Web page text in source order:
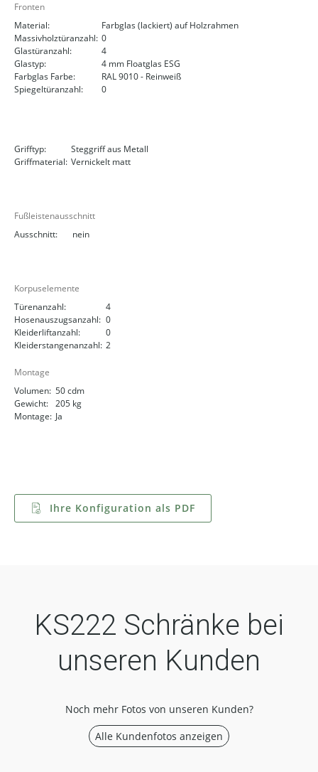
Fronten
Material:
Farbglas (lackiert) auf Holzrahmen
Massivholztüranzahl: 0
Glastüranzahl:
4
Glastyp:
4 mm Floatglas ESG
Farbglas Farbe:
RAL 9010 - Reinweiß
Spiegeltüranzahl:
0
Grifftyp:
Steggriff aus Metall
Griffmaterial: Vernickelt matt
Fußleistenausschnitt
Ausschnitt:
nein
Korpuselemente
Türenanzahl:
4
Hosenauszugsanzahl: 0
Kleiderliftanzahl:
0
Kleiderstangenanzahl: 2
Montage
Volumen: 50 cdm
Gewicht: 205 kg
Montage: Ja
Ihre Konfiguration als PDF
KS222 Schränke bei
unseren Kunden
Noch mehr Fotos von unseren Kunden?
Alle Kundenfotos anzeigen